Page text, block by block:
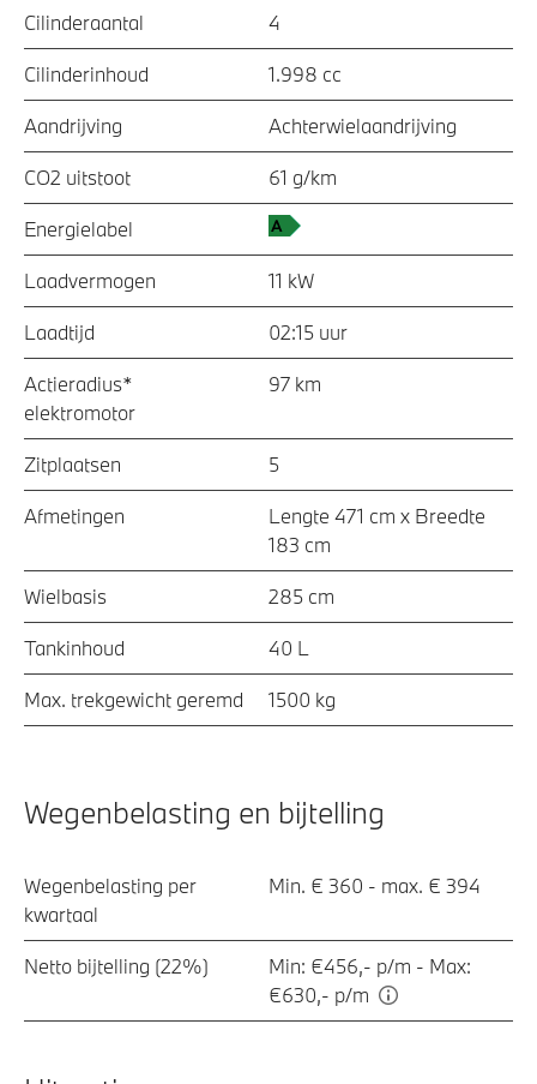
Cilinderaantal 4
Cilinderinhoud 1.998 cc
Aandrijving Achterwielaandrijving
CO2 uitstoot 61 g/km
Energielabel
Laadvermogen 11 kW
Laadtijd 02:15 uur
Actieradius*
elektromotor
97 km
Zitplaatsen 5
Afmetingen
Lengte 471 cm x Breedte
183 cm
Wielbasis 285 cm
Tankinhoud 40 L
Max. trekgewicht geremd 1500 kg
Wegenbelasting en bijtelling
Wegenbelasting per
kwartaal
Min. € 360 - max. € 394
Netto bijtelling (22%)
Min: €456,- p/m - Max:
€630,- p/m